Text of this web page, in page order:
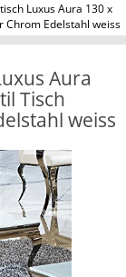
Luxus Aura 130 x
Chrom Edelstahl weiss
Aura
Tisch
weiss